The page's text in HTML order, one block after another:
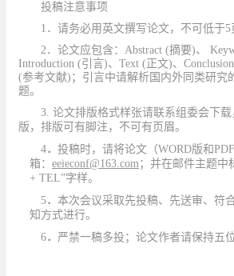
投稿注意事项
1 ．请务必用英文撰写论文，不可低于5
2．论文应包含：Abstract (摘要)、
Introduction (引言)、Text ( 正文)、
(参考文献) ；引言中请解析国内外同类研究
题。
3.论文排版格式样张请联系组委会 下
版，排版可有脚注，不可有页眉。
4．投稿时，请将论文 （WORD版和PDF
箱：eeieconf@163.com；并在邮件主题中
+ TEL”字样。
5．本次会议采取先投稿、先送审、符
知方式进行。
6． 严禁一稿多投；论文作者请保持五